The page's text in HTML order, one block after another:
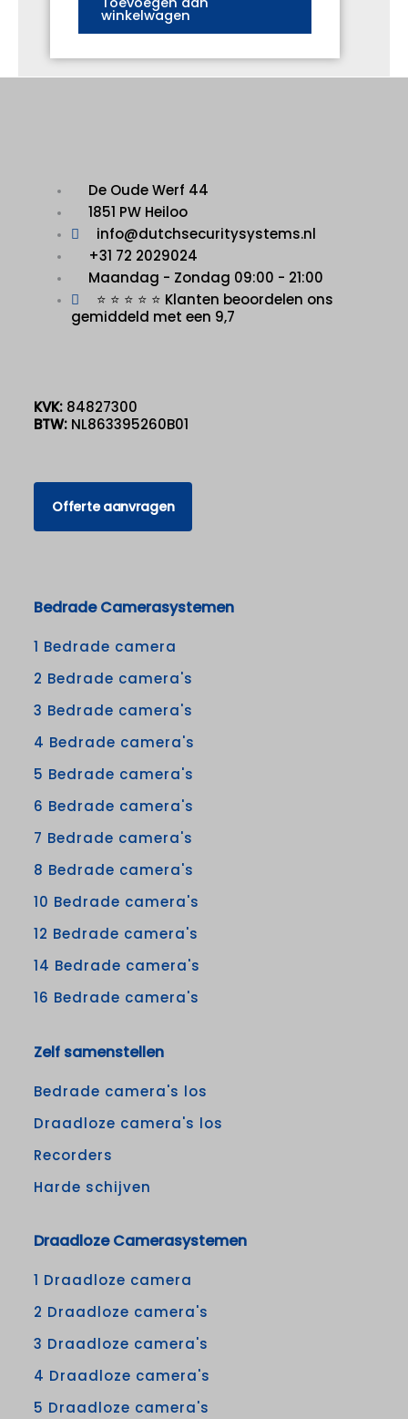
winkelwagen
De Oude Werf 44
1851 PW Heiloo
info@dutchsecuritysystems.nl
+31 72 2029024
Maandag - Zondag 09:00 - 21:00
⭐ ⭐ ⭐ ⭐ ⭐ Klanten beoordelen ons
gemiddeld met een 9,7
KVK: 84827300
BTW: NL863395260B01
Offerte aanvragen
Bedrade Camerasystemen
1 Bedrade camera
2 Bedrade camera's
3 Bedrade camera's
4 Bedrade camera's
5 Bedrade camera's
6 Bedrade camera's
7 Bedrade camera's
8 Bedrade camera's
10 Bedrade camera's
12 Bedrade camera's
14 Bedrade camera's
16 Bedrade camera's
Zelf samenstellen
Bedrade camera's los
Draadloze camera's los
Recorders
Harde schijven
Draadloze Camerasystemen
1 Draadloze camera
2 Draadloze camera's
3 Draadloze camera's
4 Draadloze camera's
5 Draadloze camera's